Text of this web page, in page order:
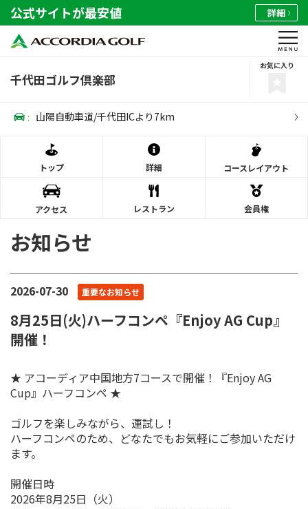
公式サイトが最安値 詳細
千代田ゴルフ倶楽部
お気に入り
: 山陽自動車道/千代田ICより7km
トップ 詳細 コースレイアウト
アクセス レストラン 会員権
お知らせ
2026-07-30 重要なお知らせ
8月25日(火)ハーフコンペ『Enjoy AG Cup』
開催！
★ アコーディア中国地方7コースで開催！『Enjoy AG
Cup』ハーフコンペ ★
ゴルフを楽しみながら、運試し！
ハーフコンペのため、どなたでもお気軽にご参加いただけ
ます。
開催日時
2026年8月25日（火）